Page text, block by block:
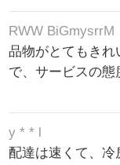
RWW BiGmysrrM
品物がとてもき
で、サービスの態
y * * l
配達は速くて、冷